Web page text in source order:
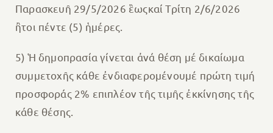
Παρασκευῆ 29/5/2026 ἓωςκαί Τρίτη 2/6/2026
ἢτοι πέντε (5) ἡμέρες.
5) Ἡ δημοπρασία γίνεται ἀνά θέση μέ δικαίωμα
συμμετοχῆς κάθε ἐνδιαφερομένουμέ πρώτη τιμή
προσφοράς 2% επιπλέον τῆς τιμῆς ἐκκίνησης τῆς
κάθε θέσης.